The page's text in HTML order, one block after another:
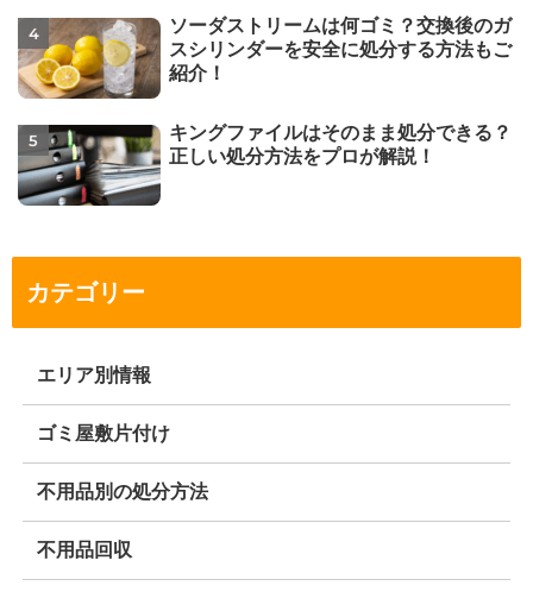
ソーダストリームは何ゴミ？交換後のガ
スシリンダーを安全に処分する方法もご
紹介！
キングファイルはそのまま処分できる？
正しい処分方法をプロが解説！
カテゴリー
エリア別情報
ゴミ屋敷片付け
不用品別の処分方法
不用品回収